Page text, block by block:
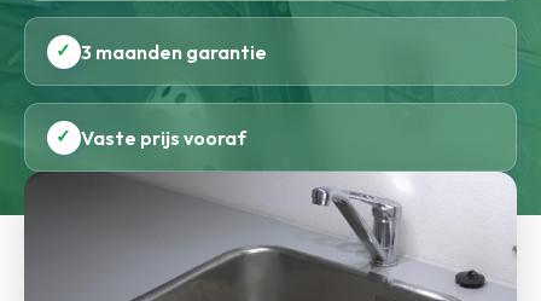
✓ 3 maanden garantie
✓ Vaste prijs vooraf